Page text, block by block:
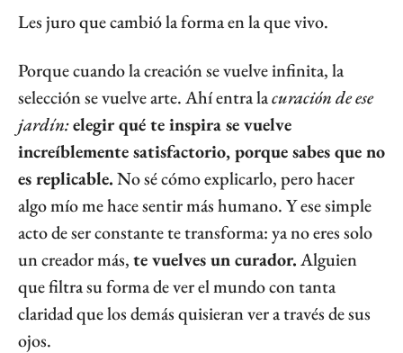
Les juro que cambió la forma en la que vivo.
Porque cuando la creación se vuelve infinita, la
selección se vuelve arte. Ahí entra la curación de ese
jardín:elegir qué te inspira se vuelve
increíblemente satisfactorio, porque sabes que no
es replicable. No sé cómo explicarlo, pero hacer
algo mío me hace sentir más humano. Y ese simple
acto de ser constante te transforma: ya no eres solo
un creador más, te vuelves un curador. Alguien
que filtra su forma de ver el mundo con tanta
claridad que los demás quisieran ver a través de sus
ojos.